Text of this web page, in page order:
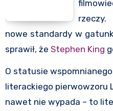
nowe standardy w
sprawił, że Stephen King
O statusie
literackiego pierwowzoru
nawet nie wypada – to